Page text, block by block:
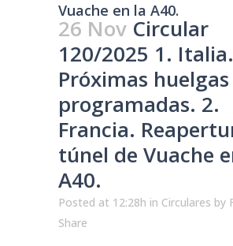
Vuache en la A40.
26 Nov Circular
120/2025 1. Italia.
Próximas huelgas
programadas. 2.
Francia.
túnel de Vuache
A40.
Posted at 12:28h in Circulares by
Share